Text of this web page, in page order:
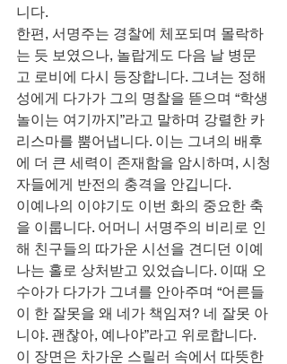
니다.
한편, 서명주는 경찰에 체포되며 몰락하
는 듯 보였으나, 놀랍게도 다음 날 병문
고 로비에 다시 등장합니다. 그녀는 정해
성에게 다가가 그의 명찰을 뜯으며 “학생
놀이는 여기까지”라고 말하며 강렬한 카
리스마를 뿜어냅니다. 이는 그녀의 배후
에 더 큰 세력이 존재함을 암시하며, 시청
자들에게 반전의 충격을 안깁니다.
이예나의 이야기도 이번 화의 중요한 축
을 이룹니다. 어머니 서명주의 비리로 인
해 친구들의 따가운 시선을 견디던 이예
나는 홀로 상처받고 있었습니다. 이때 오
수아가 다가가 그녀를 안아주며 “어른들
이 한 잘못을 왜 네가 책임져? 네 잘못 아
니야. 괜찮아, 예나야”라고 위로합니다.
이 장면은 차가운 스릴러 속에서 따뜻한